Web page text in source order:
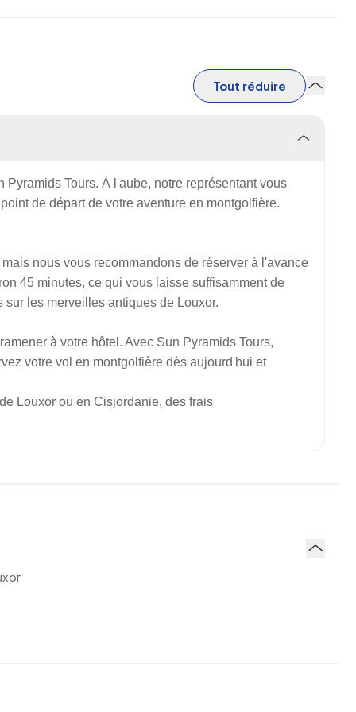
Tout réduire
Tours. À l'aube, notre représentant vous
de départ de votre aventure en montgolfière.
nous vous recommandons de réserver à l'avance
45 minutes, ce qui vous laisse suffisamment de
les merveilles antiques de Louxor.
à votre hôtel. Avec Sun Pyramids Tours,
votre vol en montgolfière dès aujourd'hui et
Louxor ou en Cisjordanie, des frais